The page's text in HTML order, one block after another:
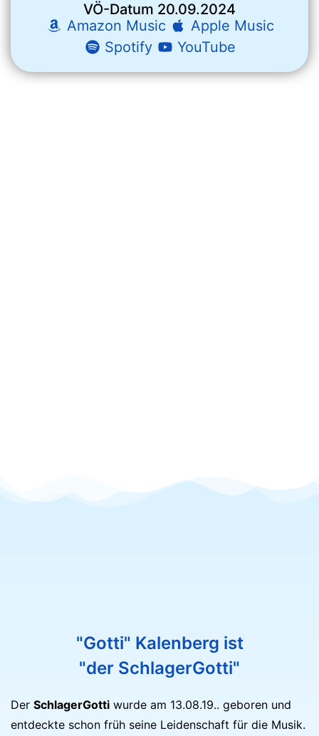
VÖ-Datum 20.09.2024
Amazon Music
Apple Music
Spotify
YouTube
"Gotti" Kalenberg ist
"der SchlagerGotti"
Der SchlagerGotti wurde am 13.08.19.. geboren und
entdeckte schon früh seine Leidenschaft für die Musik.